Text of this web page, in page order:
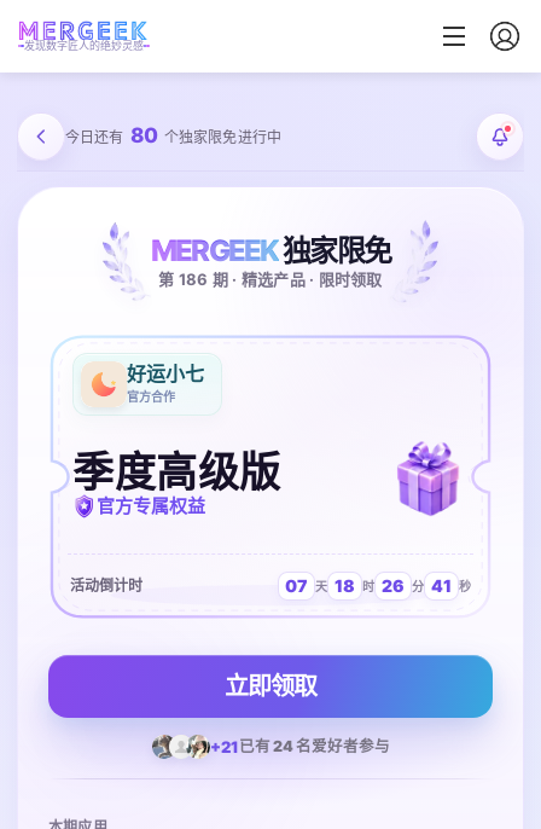
发现数字匠人的绝妙灵感
今日还有 80 个独家限免进行中
MERGEEK独家限免
第 186 期 · 精选产品 · 限时领取
好运小七
官方合作
季度高级版
官方专属权益
活动倒计时 07 天 18 时 26 分 41 秒
立即领取
+21已有 24 名爱好者参与